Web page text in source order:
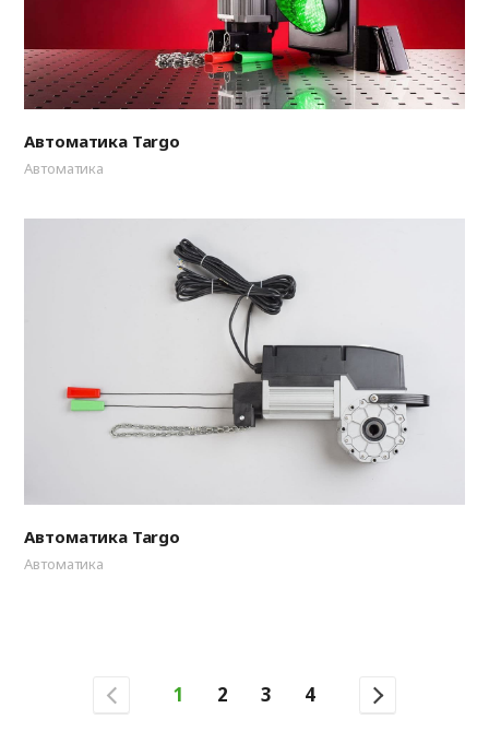
Автоматика Targo
Автоматика
Автоматика Targo
Автоматика
1 2 3 4